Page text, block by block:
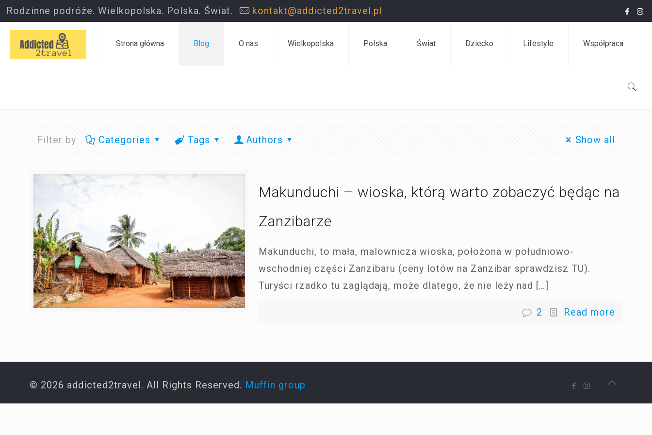
Rodzinne podróże. Wielkopolska. Polska. Świat. kontakt@addicted2travel.pl
Strona główna Blog O nas Wielkopolska Polska Świat Dziecko Lifestyle Współpraca
Filter by Categories Tags Authors Show all
Makunduchi – wioska, którą warto zobaczyć będąc na
Zanzibarze
Makunduchi, to mała, malownicza wioska, położona w południowo-
wschodniej części Zanzibaru (ceny lotów na Zanzibar sprawdzisz TU).
Turyści rzadko tu zaglądają, może dlatego, że nie leży nad […]
2 Read more
© 2026 addicted2travel. All Rights Reserved. Muffin group